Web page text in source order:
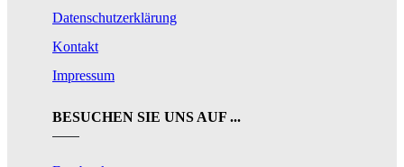
Datenschutzerklärung
Kontakt
Impressum
BESUCHEN SIE UNS AUF ...